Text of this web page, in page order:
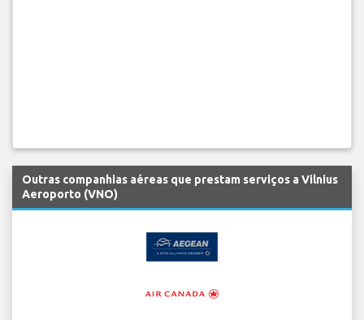
Outras companhias aéreas que prestam serviços a Vilnius
Aeroporto (VNO)